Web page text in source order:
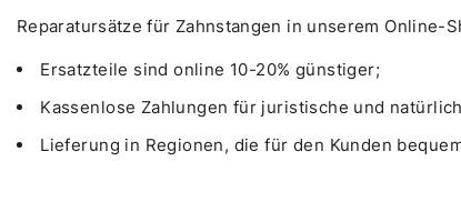
Reparatursätze für Zahnstangen in unserem Online-
Ersatzteile sind online 10-20% günstiger;
Kassenlose Zahlungen für juristische und
Lieferung in Regionen, die für den Kunden